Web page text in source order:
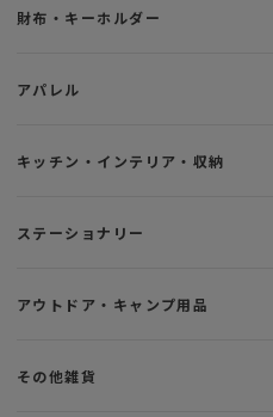
財布・キーホルダー
アパレル
キッチン・インテリア・収納
ステーショナリー
アウトドア・キャンプ用品
その他雑貨